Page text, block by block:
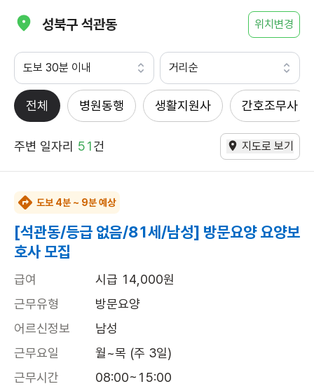
성북구 석관동 위치변경
도보 30분 이내 거리순
전체 병원동행 생활지원사 간호조무사
주변 일자리 51건 지도로 보기
도보 4분 ~ 9분 예상
[석관동/등급 없음/81세/남성] 방문요양 요양보
호사 모집
급여
시급 14,000원
근무유형
방문요양
어르신정보
남성
근무요일
월~목 (주 3일)
근무시간
08:00~15:00